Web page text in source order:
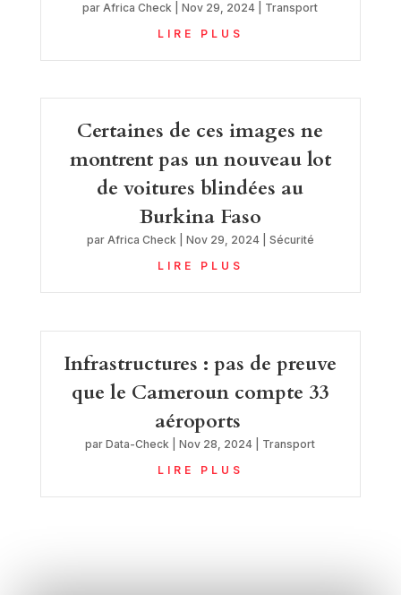
parAfrica Check |Nov 29, 2024
Transport
LIRE PLUS
Certaines de ces images ne
montrent pas un nouveau lot
de voitures blindées au
Burkina Faso
par Africa Check| Nov 29, 2024| Sécurité
LIRE PLUS
Infrastructures : pas de preuve
que le Cameroun compte 33
aéroports
parData-Check |Nov 28, 2024
Transport
LIRE PLUS